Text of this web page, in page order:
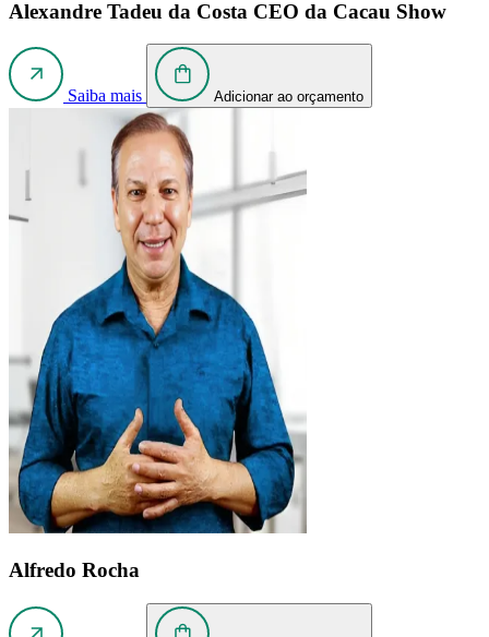
Alexandre Tadeu da Costa CEO da Cacau Show
Saiba mais Adicionar ao orçamento
Alfredo Rocha